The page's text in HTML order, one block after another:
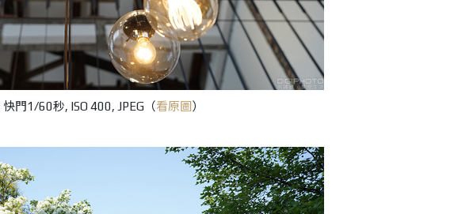
門1/60秒, ISO 400, JPEG（看原圖）